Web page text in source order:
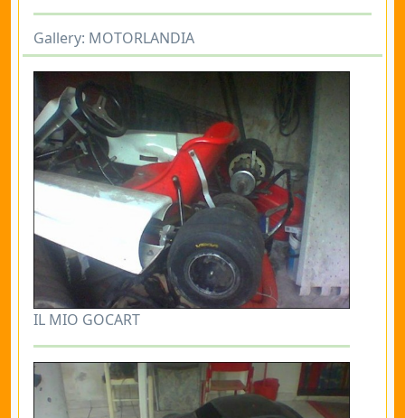
Gallery: MOTORLANDIA
IL MIO GOCART